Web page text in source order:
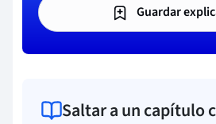
Guardar
Saltar a un capítulo